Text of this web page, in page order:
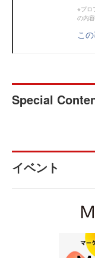
※プロ
の内
こ
Special
イベント